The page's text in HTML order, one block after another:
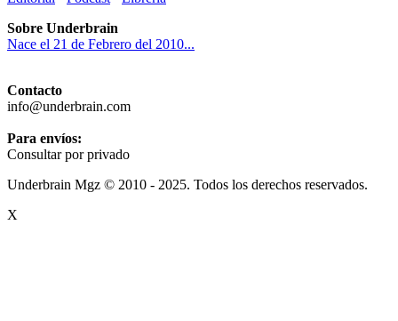
Sobre Underbrain
Nace el 21 de Febrero del 2010...
Contacto
info@underbrain.com
Para envíos:
Consultar por privado
Underbrain Mgz © 2010 - 2025. Todos los derechos reservados.
X